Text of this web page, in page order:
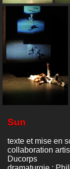
Sun
texte et mise en
collaboration
Ducorps